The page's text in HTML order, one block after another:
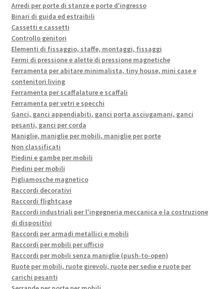
Arredi per porte di stanze e porte d'ingresso
Binari di guida ed estraibili
Cassetti e cassetti
Controllo genitori
Elementi di fissaggio, staffe, montaggi, fissaggi
Fermi di pressione e alette di pressione magnetiche
Ferramenta per abitare minimalista, tiny house, mini case e
contenitori living
Ferramenta per scaffalature e scaffali
Ferramenta per vetri e specchi
Ganci, ganci appendiabiti, ganci porta asciugamani, ganci
pesanti, ganci per corda
Maniglie, maniglie per mobili, maniglie per porte
Non classificati
Piedini e gambe per mobili
Piedini per mobili
Pigliamosche magnetico
Raccordi decorativi
Raccordi flightcase
Raccordi industriali per l'ingegneria meccanica e la costruzione
di dispositivi
Raccordi per armadi metallici e mobili
Raccordi per mobili per ufficio
Raccordi per mobili senza maniglie (push-to-open)
Ruote per mobili, ruote girevoli, ruote per sedie e ruote per
carichi pesanti